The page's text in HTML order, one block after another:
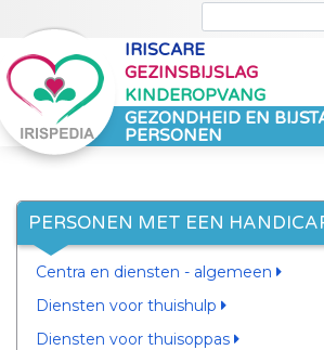
IRISCARE
GEZINSBIJSLAG
KINDEROPVANG
GEZONDHEID EN
PERSONEN
PERSONEN MET EEN
Centra en diensten - algemeen
Diensten voor thuishulp
Diensten voor thuisoppas